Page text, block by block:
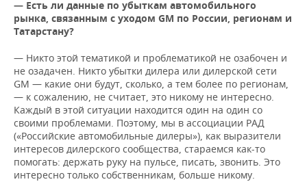
— Есть ли данные по убыткам автомобильного
рынка, связанным с уходом GM по России, регионам и
Татарстану?
— Никто этой тематикой и проблематикой не озабочен и
не озадачен. Никто убытки дилера или дилерской сети
GM — какие они будут, сколько, а тем более по регионам,
— к сожалению, не считает, это никому не интересно.
Каждый в этой ситуации находится один на один со
своими проблемами. Поэтому, мы в ассоциации РАД
(«Российские автомобильные дилеры»), как выразители
интересов дилерского сообщества, стараемся как-то
помогать: держать руку на пульсе, писать, звонить. Это
интересно только собственникам, больше никому.